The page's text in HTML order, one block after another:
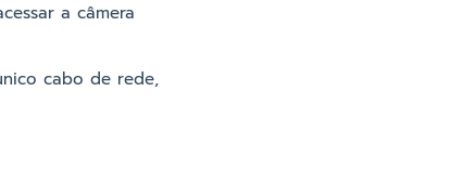
a câmera
cabo de rede,